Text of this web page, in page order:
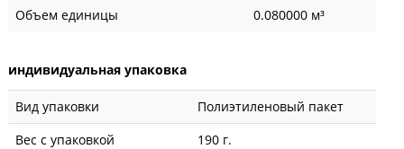
Объем единицы
0.080000 м³
индивидуальная упаковка
Вид упаковки
Полиэтиленовый пакет
Вес с упаковкой
190 г.